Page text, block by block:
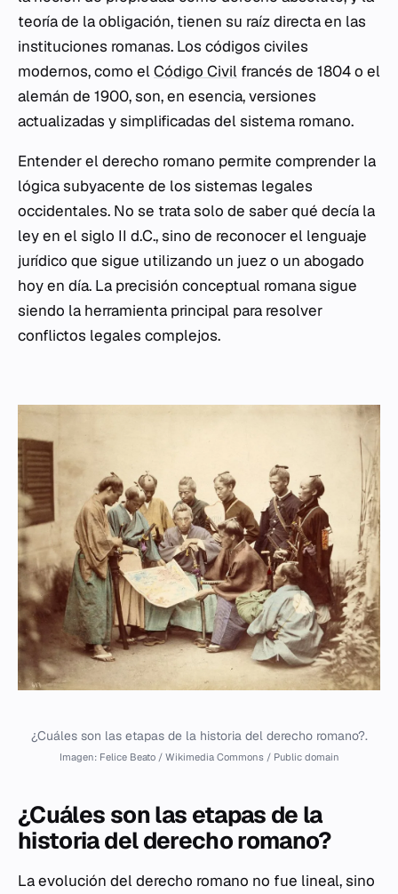
teoría de la obligación, tienen su raíz directa en las
instituciones romanas. Los códigos civiles
modernos, como elCódigo Civil francés de 1804 o el
alemán de 1900, son, en esencia, versiones
actualizadas y simplificadas del sistema romano.
Entender el derecho romano permite comprender la
lógica subyacente de los sistemas legales
occidentales. No se trata solo de saber qué decía la
ley en el siglo II d.C., sino de reconocer el lenguaje
jurídico que sigue utilizando un juez o un abogado
hoy en día. La precisión conceptual romana sigue
siendo la herramienta principal para resolver
conflictos legales complejos.
¿Cuáles son las etapas de la historia del derecho romano?.
Imagen: Felice Beato / Wikimedia Commons / Public domain
¿Cuáles son las etapas de la
historia del derecho romano?
La evolución del derecho romano no fue lineal, sino